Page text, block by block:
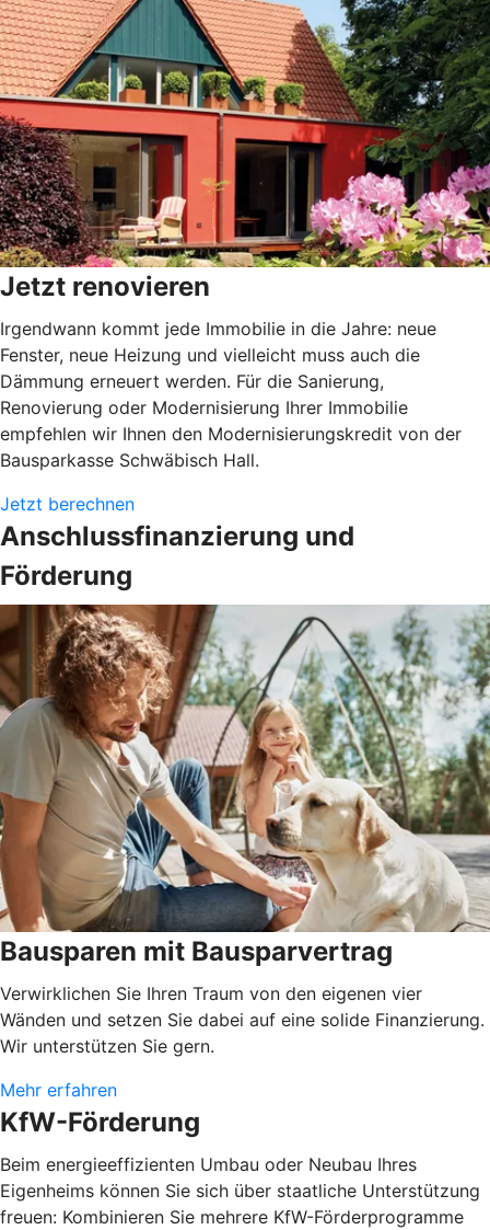
Jetzt renovieren
Irgendwann kommt jede Immobilie in die Jahre: neue
Fenster, neue Heizung und vielleicht muss auch die
Dämmung erneuert werden. Für die Sanierung,
Renovierung oder Modernisierung Ihrer Immobilie
empfehlen wir Ihnen den Modernisierungskredit von der
Bausparkasse Schwäbisch Hall.
Jetzt berechnen
Anschlussfinanzierung und
Förderung
Bausparen mit Bausparvertrag
Verwirklichen Sie Ihren Traum von den eigenen vier
Wänden und setzen Sie dabei auf eine solide Finanzierung.
Wir unterstützen Sie gern.
Mehr erfahren
KfW-Förderung
Beim energieeffizienten Umbau oder Neubau Ihres
Eigenheims können Sie sich über staatliche Unterstützung
freuen: Kombinieren Sie mehrere KfW-Förderprogramme